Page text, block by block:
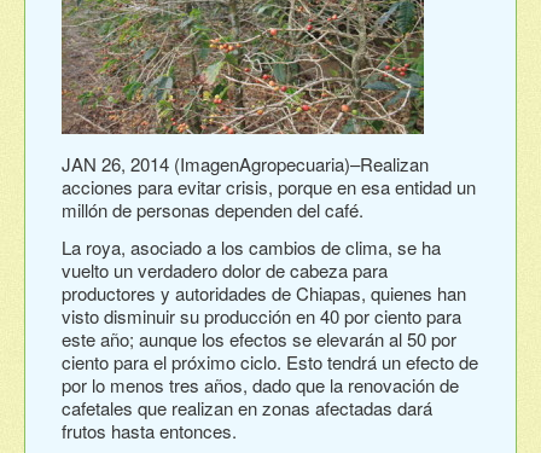
JAN 26, 2014 (ImagenAgropecuaria)–Realizan
acciones para evitar crisis, porque en esa entidad un
millón de personas dependen del café.
La roya, asociado a los cambios de clima, se ha
vuelto un verdadero dolor de cabeza para
productores y autoridades de Chiapas, quienes han
visto disminuir su producción en 40 por ciento para
este año; aunque los efectos se elevarán al 50 por
ciento para el próximo ciclo. Esto tendrá un efecto de
por lo menos tres años, dado que la renovación de
cafetales que realizan en zonas afectadas dará
frutos hasta entonces.